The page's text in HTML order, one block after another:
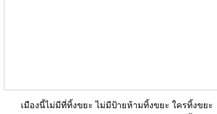
เมืองนี้ไม่มีที่ทิ้งขยะ ไม่มีป้ายห้ามทิ้งขยะ ใครทิ้งขยะ